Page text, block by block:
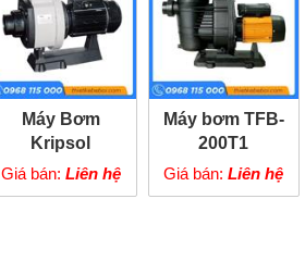
Máy Bơm
Kripsol
KA350T1
Giá bán: Liên hệ
Máy bơm TFB-
200T1
Giá bán:Liên hệ